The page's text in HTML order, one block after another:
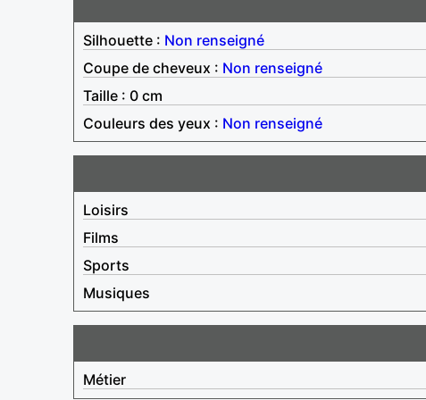
Silhouette : Non renseigné
Coupe de cheveux : Non renseigné
Taille : 0 cm
Couleurs des yeux : Non renseigné
Loisirs
Films
Sports
Musiques
Métier